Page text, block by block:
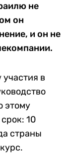
не
он
и он не
участия в
этому
10
страны